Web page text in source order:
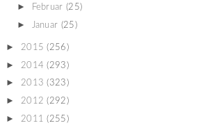
► Februar (25)
► Januar (25)
► 2015 (256)
► 2014 (293)
► 2013 (323)
► 2012 (292)
► 2011 (255)